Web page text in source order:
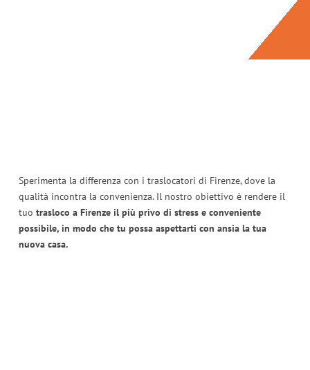
Sperimenta la differenza con i traslocatori di Firenze, dove la
qualità incontra la convenienza. Il nostro obiettivo è rendere il
tuo trasloco a Firenze il più privo di stress e conveniente
possibile, in modo che tu possa aspettarti con ansia la tua
nuova casa.